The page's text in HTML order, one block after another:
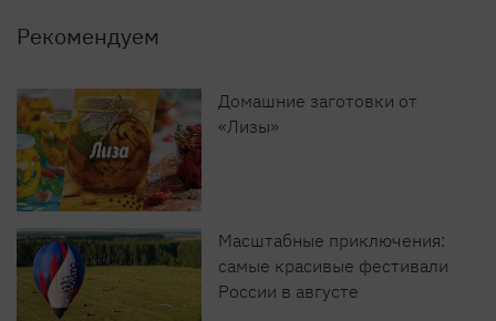
Рекомендуем
Домашние заготовки от
«Лизы»
Масштабные приключения:
самые красивые фестивали
России в августе